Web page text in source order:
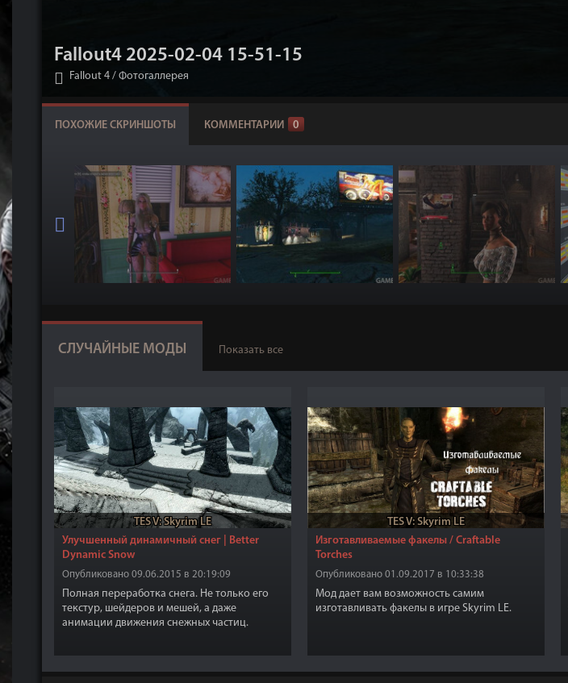
Fallout4 2025-02-04 15-51-15
Fallout 4 / Фотогаллерея
ПОХОЖИЕ СКРИНШОТЫ КОММЕНТАРИИ 0
СЛУЧАЙНЫЕ МОДЫ Показать все
TES V: Skyrim LE
Улучшенный динамичный снег | Better
Dynamic Snow
Опубликовано 09.06.2015 в 20:19:09
Полная переработка снега. Не только его
текстур, шейдеров и мешей, а даже
анимации движения снежных частиц.
TES V: Skyrim LE
Изготавливаемые факелы / Craftable
Torches
Опубликовано 01.09.2017 в 10:33:38
Мод дает вам возможность самим
изготавливать факелы в игре Skyrim LE.